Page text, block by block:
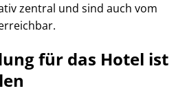
zentral und sind auch vom
für das Hotel ist